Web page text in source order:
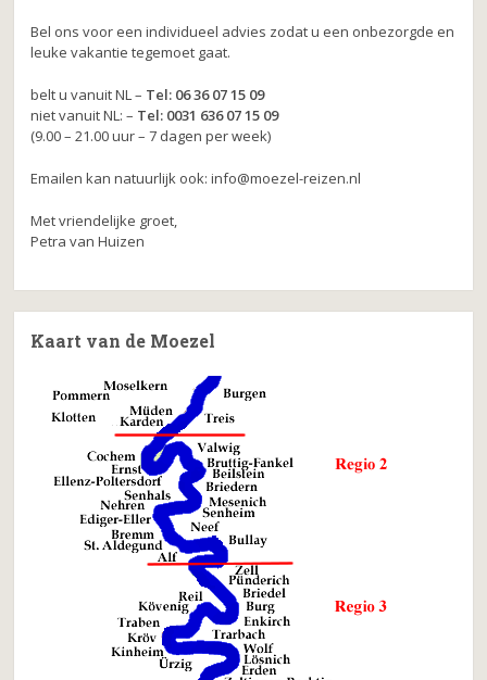
Bel ons voor een individueel advies zodat u een onbezorgde en
leuke vakantie tegemoet gaat.
belt u vanuit NL – Tel: 06 36 07 15 09
niet vanuit NL: – Tel: 0031 636 07 15 09
(9.00 – 21.00 uur – 7 dagen per week)
Emailen kan natuurlijk ook: info@moezel-reizen.nl
Met vriendelijke groet,
Petra van Huizen
Kaart van de Moezel